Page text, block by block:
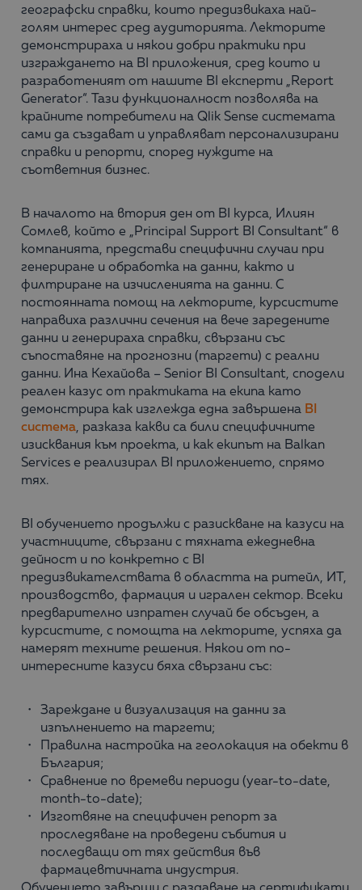
географски справки, които предизвикаха най-
голям интерес сред аудиторията. Лекторите
демонстрираха и някои добри практики при
изграждането на BI приложения, сред които и
разработеният от нашите BI експерти „Report
Generator“. Тази функционалност позволява на
крайните потребители на Qlik Sense системата
сами да създават и управляват персонализирани
справки и репорти, според нуждите на
съответния бизнес.
В началото на втория ден от BI курса, Илиян
Сомлев, който е „Principal Support BI Consultant“ в
компанията, представи специфични случаи при
генериране и обработка на данни, както и
филтриране на изчисленията на данни. С
постоянната помощ на лекторите, курсистите
направиха различни сечения на вече заредените
данни и генерираха справки, свързани със
съпоставяне на прогнозни (таргети) с реални
данни. Ина Кехайова – Senior BI Consultant, сподели
реален казус от практиката на екипа като
демонстрира как изглежда една завършена BI
система, разказа какви са били специфичните
изисквания към проекта, и как екипът на Balkan
Services е реализирал BI приложението, спрямо
тях.
BI oбучението продължи с разискване на казуси на
участниците, свързани с тяхната ежедневна
дейност и по конкретно с BI
предизвикателствата в областта на ритейл, ИТ,
производство, фармация и игрален сектор. Всеки
предварително изпратен случай бе обсъден, а
курсистите, с помощта на лекторите, успяха да
намерят техните решения. Някои от по-
интересните казуси бяха свързани със:
Зареждане и визуализация на данни за
изпълнението на таргети;
Правилна настройка на геолокация на обекти в
България;
Сравнение по времеви периоди (year-to-date,
month-to-date);
Изготвяне на специфичен репорт за
проследяване на проведени събития и
последващи от тях действия във
фармацевтичната индустрия.